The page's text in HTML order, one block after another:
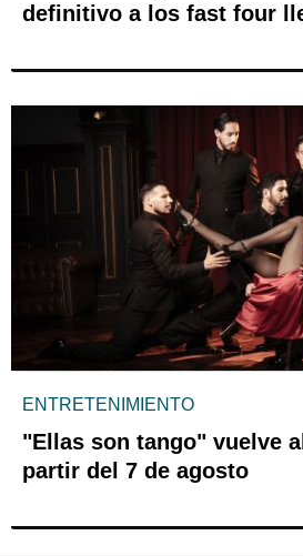
definitivo a los fast four
ENTRETENIMIENTO
"Ellas son tango" vuelve
partir del 7 de agosto